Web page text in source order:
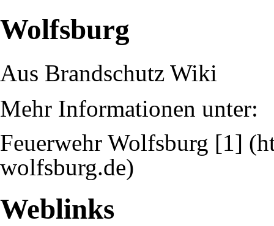
Wolfsburg
Aus Brandschutz Wiki
Mehr Informationen unter:
Feuerwehr Wolfsburg [1]
Weblinks